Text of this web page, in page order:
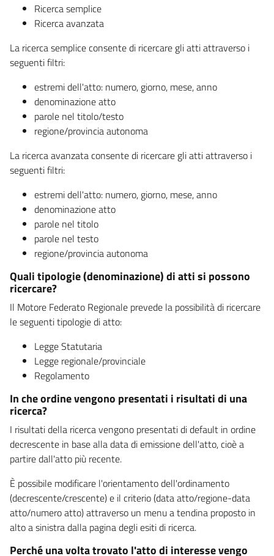
Ricerca semplice
Ricerca avanzata
La ricerca semplice consente di ricercare gli atti attraverso i
seguenti filtri:
estremi dell'atto: numero, giorno, mese, anno
denominazione atto
parole nel titolo/testo
regione/provincia autonoma
La ricerca avanzata consente di ricercare gli atti attraverso i
seguenti filtri:
estremi dell'atto: numero, giorno, mese, anno
denominazione atto
parole nel titolo
parole nel testo
regione/provincia autonoma
Quali tipologie (denominazione) di atti si possono
ricercare?
Il Motore Federato Regionale prevede la possibilità di ricercare
le seguenti tipologie di atto:
Legge Statutaria
Legge regionale/provinciale
Regolamento
In che ordine vengono presentati i risultati di una
ricerca?
I risultati della ricerca vengono presentati di default in ordine
decrescente in base alla data di emissione dell'atto, cioè a
partire dall'atto più recente.
È possibile modificare l'orientamento dell'ordinamento
(decrescente/crescente) e il criterio (data atto/regione-data
atto/numero atto) attraverso un menu a tendina proposto in
alto a sinistra dalla pagina degli esiti di ricerca.
Perché una volta trovato l'atto di interesse vengo